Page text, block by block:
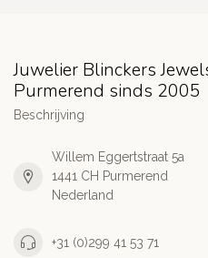
Juwelier Blinckers
Purmerend sinds 2005
Beschrijving
Willem Eggertstraat 5a
1441 CH Purmerend
Nederland
+31 (0)299 41 53 71